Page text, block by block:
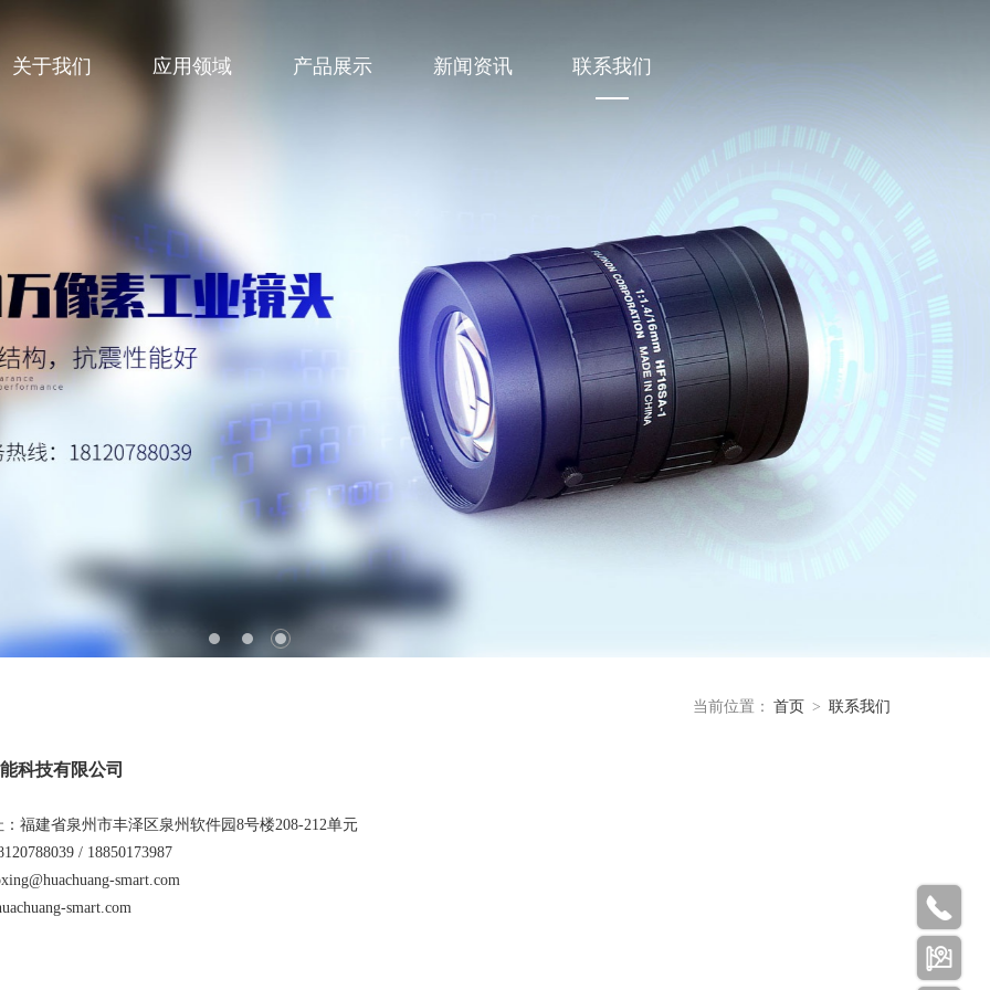


关于我们 应用领域 产品展示 新闻资讯 联系我们
当前位置： 首页 > 联系我们
科技有限公司
福建省泉州市丰泽区泉州软件园8号楼208-212单元
/ 18850173987
smart.com
smart.com